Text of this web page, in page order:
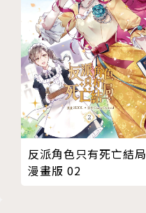
反派角色只有死亡結局
漫畫版 02